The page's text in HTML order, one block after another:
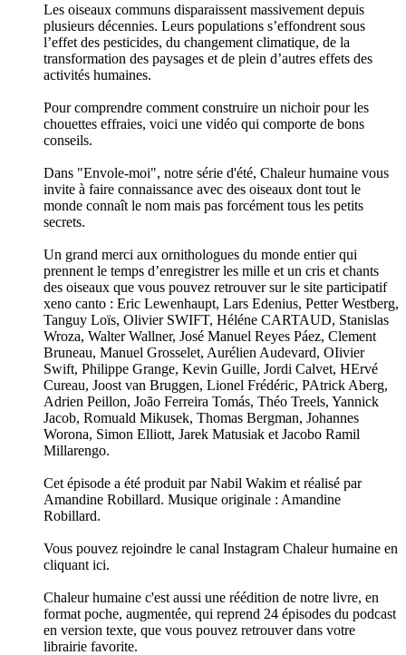
Les oiseaux communs disparaissent massivement depuis
plusieurs décennies. Leurs populations s’effondrent sous
l’effet des pesticides, du changement climatique, de la
transformation des paysages et de plein d’autres effets des
activités humaines.
Pour comprendre comment construire un nichoir pour les
chouettes effraies, voici une vidéo qui comporte de bons
conseils.
Dans "Envole-moi", notre série d'été, Chaleur humaine vous
invite à faire connaissance avec des oiseaux dont tout le
monde connaît le nom mais pas forcément tous les petits
secrets.
Un grand merci aux ornithologues du monde entier qui
prennent le temps d’enregistrer les mille et un cris et chants
des oiseaux que vous pouvez retrouver sur le site participatif
xeno canto : Eric Lewenhaupt, Lars Edenius, Petter Westberg,
Tanguy Loïs, Olivier SWIFT, Héléne CARTAUD, Stanislas
Wroza, Walter Wallner, José Manuel Reyes Páez, Clement
Bruneau, Manuel Grosselet, Aurélien Audevard, OIivier
Swift, Philippe Grange, Kevin Guille, Jordi Calvet, HErvé
Cureau, Joost van Bruggen, Lionel Frédéric, PAtrick Aberg,
Adrien Peillon, João Ferreira Tomás, Théo Treels, Yannick
Jacob, Romuald Mikusek, Thomas Bergman, Johannes
Worona, Simon Elliott, Jarek Matusiak et Jacobo Ramil
Millarengo.
Cet épisode a été produit par Nabil Wakim et réalisé par
Amandine Robillard. Musique originale : Amandine
Robillard.
Vous pouvez rejoindre le canal Instagram Chaleur humaine en
cliquant ici.
Chaleur humaine c'est aussi une réédition de notre livre, en
format poche, augmentée, qui reprend 24 épisodes du podcast
en version texte, que vous pouvez retrouver dans votre
librairie favorite.